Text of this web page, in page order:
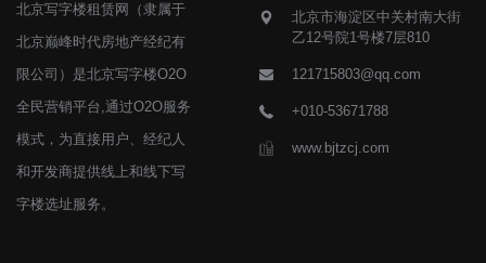
北京写字楼租赁网（隶属于
北京巅峰时代房地产经纪有
限公司）是北京写字楼O2O
全民营销平台,通过O2O服务
模式，为直接用户、经纪人
和开发商提供线上和线下写
字楼选址服务。
北京市海淀区中关村南大街
乙12号院1号楼7层810
121715803@qq.com
+010-53671788
www.bjtzcj.com